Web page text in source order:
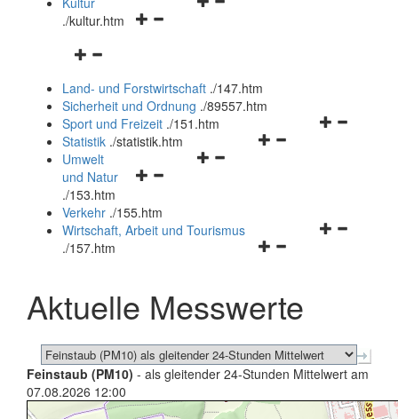
Navigationsmenü
./kultur.htm
Navigationsmenü
und
schließen
Land- und Forstwirtschaft ./147.htm
Sicherheit und Ordnung ./89557.htm
Navigationsmenü
Sport und Freizeit ./151.htm
Navigationsmenü
Statistik ./statistik.htm
Navigationsmenü
und
schließen
Umwelt
und Natur
./153.htm
Verkehr ./155.htm
Navigationsmenü
schließen
Wirtschaft, Arbeit und Tourismus
./157.htm
Aktuelle Messwerte
Feinstaub (PM10) - als gleitender 24-Stunden Mittelwert am
07.08.2026 12:00